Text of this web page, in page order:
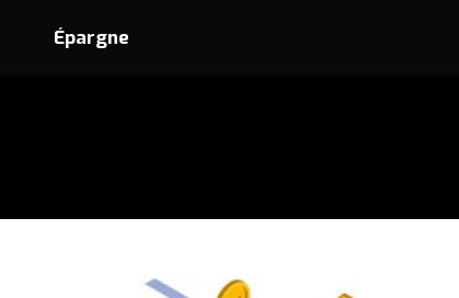
Épargne